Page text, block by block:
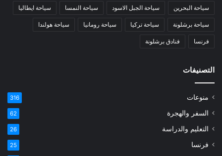
سياحة البحرين سياحة الجبل الاسود سياحة النمسا سياحة ايطاليا
سياحة برشلونة سياحة تركيا سياحة رومانيا سياحة هولندا
فرنسا فنادق برشلونة
التصنيفات
منوعات 316
السفر والهجرة 62
التعليم والدراسة 26
فرنسا 25